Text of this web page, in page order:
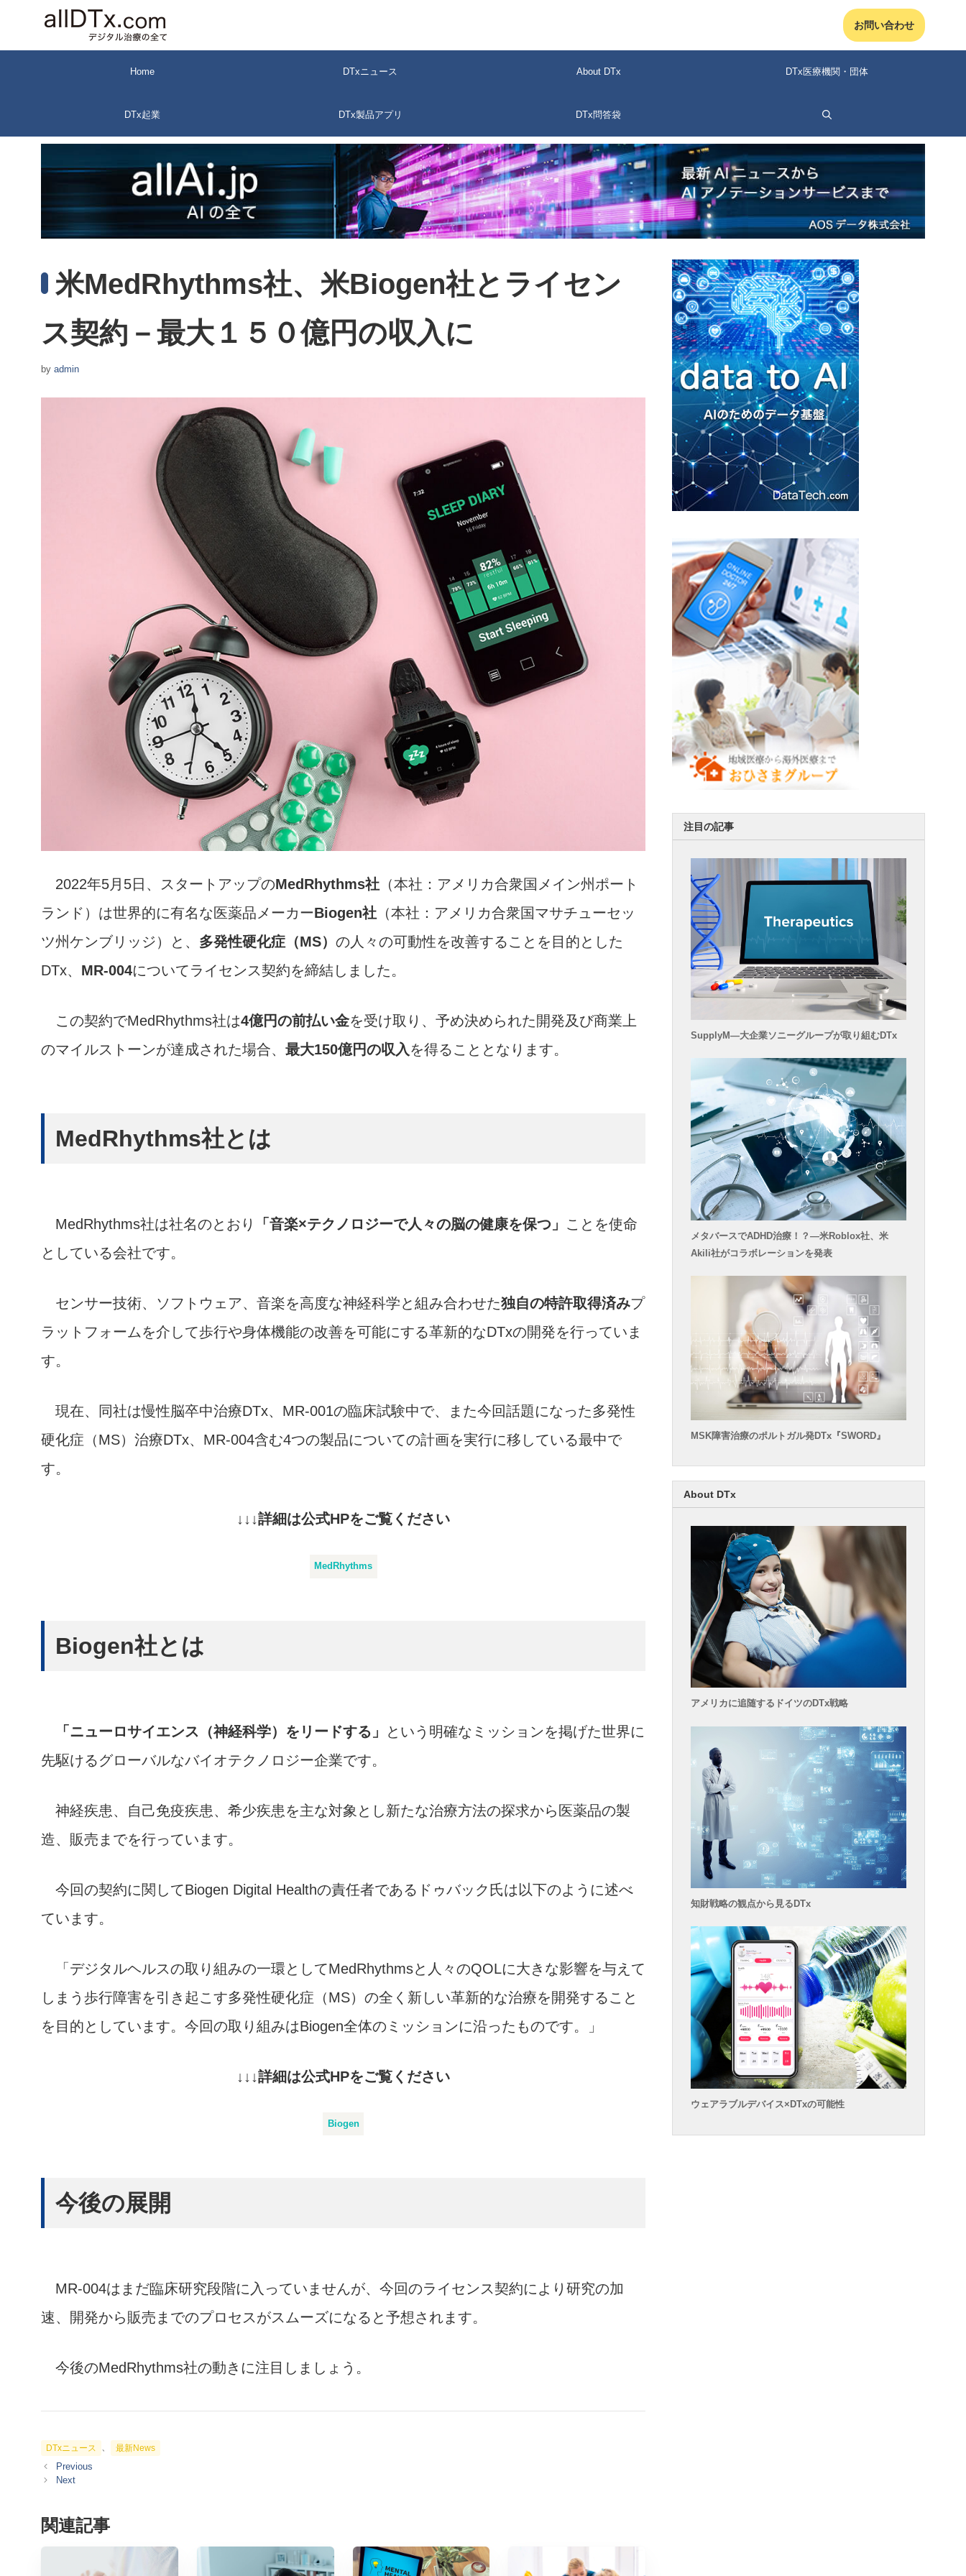
キ
お問い合わせ
Home DTxニュース About DTx DTx医療機関・団体
DTx起業 DTx製品アプリ DTx問答袋
米MedRhythms社、米Biogen社とライセン
ス契約－最大１５０億円の収入に
by admin
2022年5月5日、スタートアップのMedRhythms社 （本社：アメリカ合衆国メイン州ポート
ランド）は世界的に有名な医薬品メーカーBiogen社 （本社：アメリカ合衆国マサチューセッ
ツ州ケンブリッジ）と、 多発性硬化症（MS） の人々の可動性を改善することを目的とした
DTx、 MR-004についてライセンス契約を締結しました。
この契約でMedRhythms社は4億円の前払い金を受け取り、予め決められた開発及び商業上
のマイルストーンが達成された場合、 最大150億円の収入 を得ることとなります。
MedRhythms社とは
MedRhythms社は社名のとおり 「音楽×テクノロジーで人々の脳の健康を保つ」 ことを使命
としている会社です。
センサー技術、ソフトウェア、音楽を高度な神経科学と組み合わせた独自の特許取得済みプ
ラットフォームを介して歩行や身体機能の改善を可能にする革新的なDTxの開発を行っていま
す。
現在、同社は慢性脳卒中治療DTx、MR-001の臨床試験中で、また今回話題になった多発性
硬化症（MS）治療DTx、MR-004含む4つの製品についての計画を実行に移している最中で
す。
↓↓↓詳細は公式HPをご覧ください
MedRhythms
Biogen社とは
「ニューロサイエンス（神経科学）をリードする」
という明確なミッションを掲げた世界に
先駆けるグローバルなバイオテクノロジー企業です。
神経疾患、自己免疫疾患、希少疾患を主な対象とし新たな治療方法の探求から医薬品の製
造、販売までを行っています。
今回の契約に関してBiogen Digital Healthの責任者であるドゥバック氏は以下のように述べ
ています。
「デジタルヘルスの取り組みの一環としてMedRhythmsと人々のQOLに大きな影響を与えて
しまう歩行障害を引き起こす多発性硬化症（MS）の全く新しい革新的な治療を開発すること
を目的としています。今回の取り組みはBiogen全体のミッションに沿ったものです。」
↓↓↓詳細は公式HPをご覧ください
Biogen
今後の展開
MR-004はまだ臨床研究段階に入っていませんが、今回のライセンス契約により研究の加
速、開発から販売までのプロセスがスムーズになると予想されます。
今後のMedRhythms社の動きに注目しましょう。
カDTxニュース 、 最新News
関連記事
注目の記事
SupplyM―大企業ソニーグループが取り組むDTx
メタバースでADHD治療！？―米Roblox社、米
Akili社がコラボレーションを発表
MSK障害治療のポルトガル発DTx『SWORD』
About DTx
アメリカに追随するドイツのDTx戦略
知財戦略の観点から見るDTx
ウェアラブルデバイス×DTxの可能性